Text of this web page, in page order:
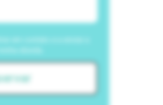
em contato e a enviar a